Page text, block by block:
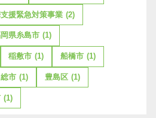
援緊急対策事業 (2)
県糸島市 (1)
稲敷市 (1) 船橋市 (1)
市 (1) 豊島区 (1)
(1)